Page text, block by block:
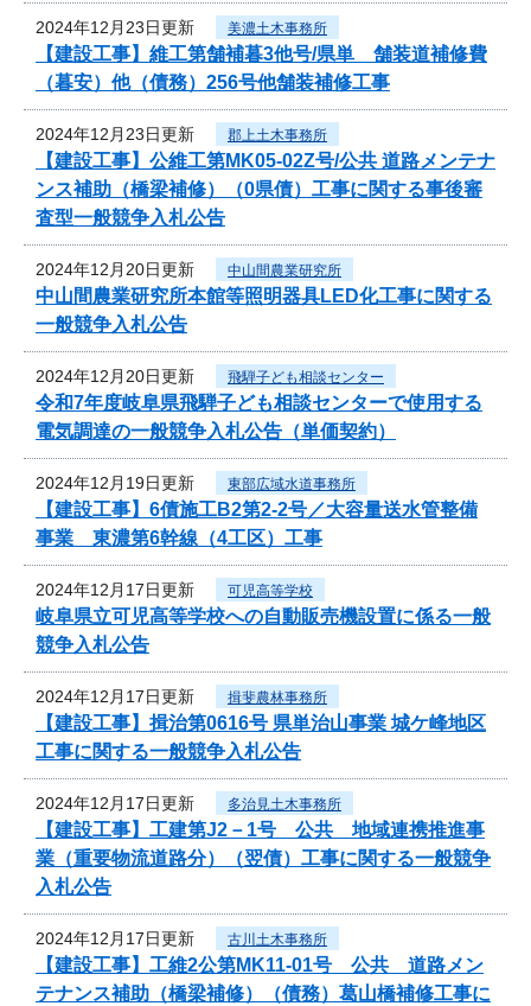
2024年12月23日更新 美濃土木事務所
【建設工事】維工第舗補暮3他号/県単 舗装道補修費
（暮安）他（債務）256号他舗装補修工事
2024年12月23日更新 郡上土木事務所
【建設工事】公維工第MK05-02Z号/公共 道路メンテナ
ンス補助（橋梁補修）（0県債）工事に関する事後審
査型一般競争入札公告
2024年12月20日更新 中山間農業研究所
中山間農業研究所本館等照明器具LED化工事に関する
一般競争入札公告
2024年12月20日更新 飛騨子ども相談センター
令和7年度岐阜県飛騨子ども相談センターで使用する
電気調達の一般競争入札公告（単価契約）
2024年12月19日更新 東部広域水道事務所
【建設工事】6債施工B2第2-2号／大容量送水管整備
事業 東濃第6幹線（4工区）工事
2024年12月17日更新 可児高等学校
岐阜県立可児高等学校への自動販売機設置に係る一般
競争入札公告
2024年12月17日更新 揖斐農林事務所
【建設工事】揖治第0616号 県単治山事業 城ケ峰地区
工事に関する一般競争入札公告
2024年12月17日更新 多治見土木事務所
【建設工事】工建第J2－1号 公共 地域連携推進事
業（重要物流道路分）（翌債）工事に関する一般競争
入札公告
2024年12月17日更新 古川土木事務所
【建設工事】工維2公第MK11-01号 公共 道路メン
テナンス補助（橋梁補修）（債務）葛山橋補修工事に